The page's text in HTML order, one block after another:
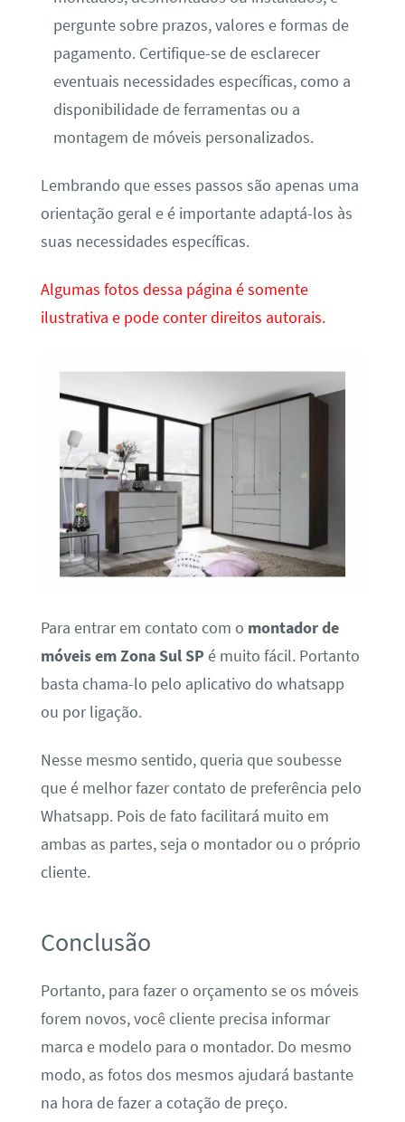
pergunte sobre prazos, valores e formas de
pagamento. Certifique-se de esclarecer
eventuais necessidades específicas, como a
disponibilidade de ferramentas ou a
montagem de móveis personalizados.
Lembrando que esses passos são apenas uma
orientação geral e é importante adaptá-los às
suas necessidades específicas.
Algumas fotos dessa página é somente
ilustrativa e pode conter direitos autorais.
Para entrar em contato com o montador de
móveis em Zona Sul SP é muito fácil. Portanto
basta chama-lo pelo aplicativo do whatsapp
ou por ligação.
Nesse mesmo sentido, queria que soubesse
que é melhor fazer contato de preferência pelo
Whatsapp. Pois de fato facilitará muito em
ambas as partes, seja o montador ou o próprio
cliente.
Conclusão
Portanto, para fazer o orçamento se os móveis
forem novos, você cliente precisa informar
marca e modelo para o montador. Do mesmo
modo, as fotos dos mesmos ajudará bastante
na hora de fazer a cotação de preço.